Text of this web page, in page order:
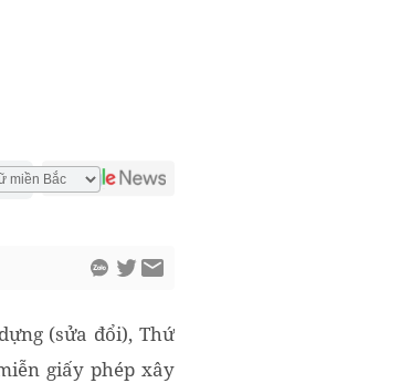
(sửa đổi), Thứ
giấy phép xây